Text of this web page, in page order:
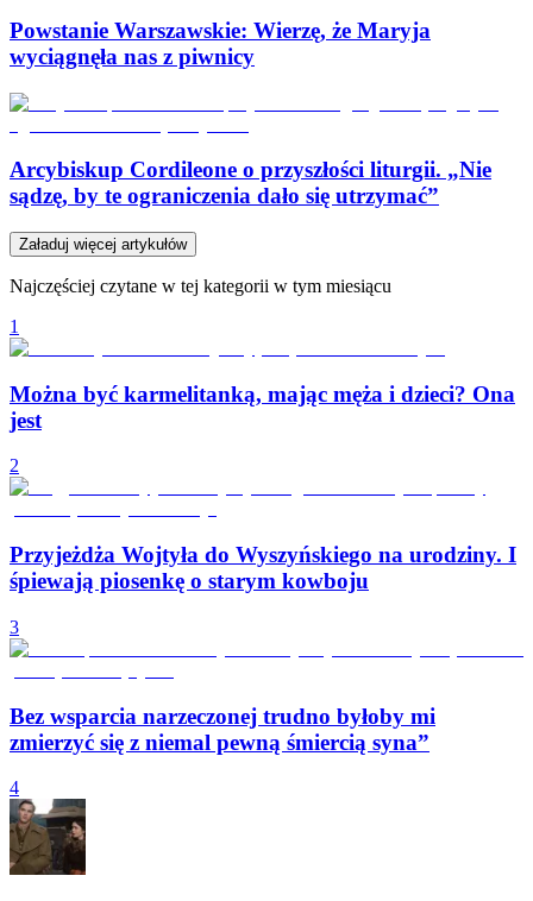
Powstanie Warszawskie: Wierzę, że Maryja
wyciągnęła nas z piwnicy
Arcybiskup Cordileone o przyszłości liturgii. „Nie
sądzę, by te ograniczenia dało się utrzymać”
Załaduj więcej artykułów
Najczęściej czytane w tej kategorii w tym miesiącu
1
Można być karmelitanką, mając męża i dzieci? Ona
jest
2
Przyjeżdża Wojtyła do Wyszyńskiego na urodziny. I
śpiewają piosenkę o starym kowboju
3
Bez wsparcia narzeczonej trudno byłoby mi
zmierzyć się z niemal pewną śmiercią syna”
4